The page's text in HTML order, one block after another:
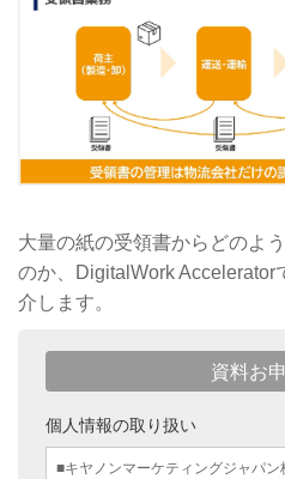
大量の紙の受領書からどのよ
のか、DigitalWork Accelerator
介します。
資料お
個人情報の取り扱い
■キヤノンマーケティングジャパ